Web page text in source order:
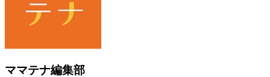
ママテナ編集部